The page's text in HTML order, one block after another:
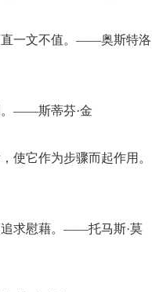
直一文不值。——奥斯特洛
。——斯蒂芬·金
使它作为步骤而起作用。
追求慰藉。——托马斯·莫